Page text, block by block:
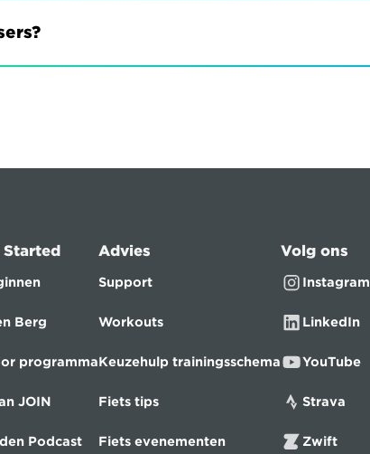
Started
Berg
programma
JOIN
Podcast
Advies
Support
Workouts
Keuzehulp trainingsschema
Fiets tips
Fiets evenementen
Volg ons
Instagram
LinkedIn
YouTube
Strava
Zwift